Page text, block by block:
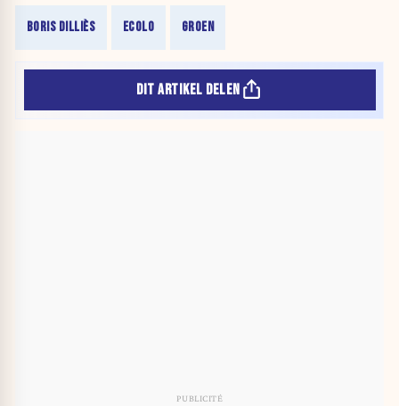
BORIS DILLIÈS ECOLO GROEN
DIT ARTIKEL DELEN